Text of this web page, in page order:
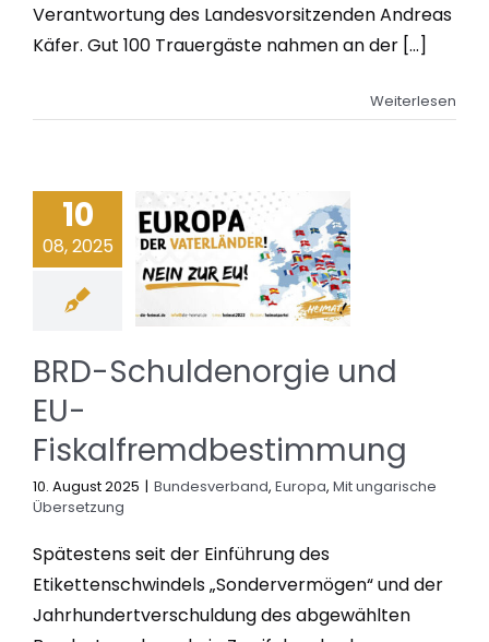
Verantwortung des Landesvorsitzenden Andreas
Käfer. Gut 100 Trauergäste nahmen an der [...]
Weiterlesen
10
08, 2025
BRD-Schuldenorgie und
EU-
Fiskalfremdbestimmung
10. August 2025 | Bundesverband, Europa, Mit ungarische
Übersetzung
Spätestens seit der Einführung des
Etikettenschwindels „Sondervermögen“ und der
Jahrhundertverschuldung des abgewählten